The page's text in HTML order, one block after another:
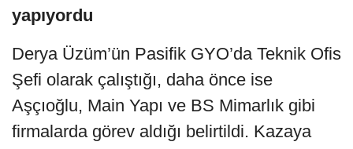
yapıyordu
Derya Üzüm’ün Pasifik GYO’da Teknik Ofis
Şefi olarak çalıştığı, daha önce ise
Aşçıoğlu, Main Yapı ve BS Mimarlık gibi
firmalarda görev aldığı belirtildi. Kazaya